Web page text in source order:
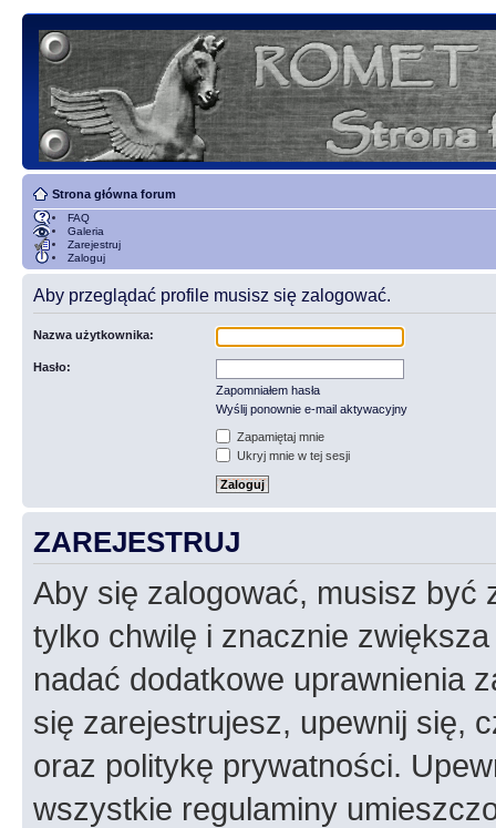
Strona główna forum
FAQ
Galeria
Zarejestruj
Zaloguj
Aby przeglądać profile musisz się zalogować.
Nazwa użytkownika:
Hasło:
Zapomniałem hasła
Wyślij ponownie e-mail aktywacyjny
Zapamiętaj mnie
Ukryj mnie w tej sesji
ZAREJESTRUJ
Aby się zalogować, musisz być
tylko chwilę i znacznie
nadać dodatkowe uprawnienia
się zarejestrujesz, upewnij się,
oraz politykę prywatności.
wszystkie regulaminy